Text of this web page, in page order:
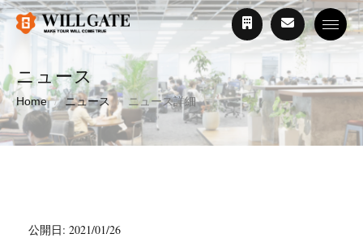
ニュース
Home ニュース ニュース詳細
公開日: 2021/01/26